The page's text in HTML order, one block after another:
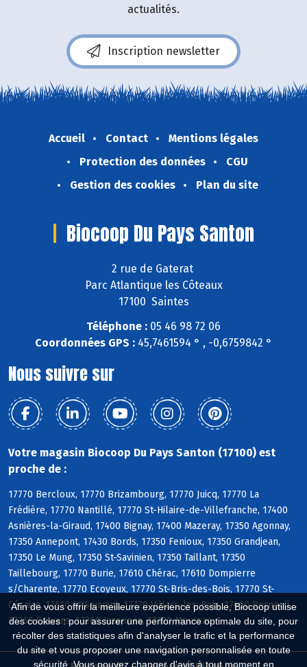
Afin de vous offrir la meilleure expérience possible, Biocoop utilise
des cookies : pour assurer une performance optimale du site, pour
récolter des statistiques afin d'analyser le trafic et la performance
du site et vous proposer une navigation personnalisée en toute
sécurité. Vous pouvez changer d'avis à tout moment en
actualités.
Inscription newsletter
Accueil Contact
Mentions légales
Protection des données
CGU
Gestion des cookies
Plan du site
Biocoop Du Pays Santon
2 rue de Gaterat
Parc Atlantique les Côteaux
17100 Saintes
Téléphone : 05 46 98 72 06
Coordonnées GPS : 45,7461594 ° , -0,6759842 °
Nous suivre sur
Votre magasin Biocoop Du Pays Santon (17100) est
proche de :
17770 Bercloux, 17770 Brizambourg, 17770 Juicq, 17770 La
Frédière, 17770 Nantillé, 17770 St-Hilaire-de-Villefranche, 17400
Asnières-la-Giraud, 17400 Bignay, 17400 Mazeray, 17350 Agonnay,
17350 Annepont, 17430 Bords, 17350 Fenioux, 17350 Grandjean,
17350 Le Mung, 17350 St-Savinien, 17350 Taillant, 17350
Taillebourg, 17770 Burie, 17610 Chérac, 17610 Dompierre
s/Charente, 17770 Ecoyeux, 17770 St-Bris-des-Bois, 17770 St-
Césaire, 17610 St-Sauvant, 17770 Villars-les-Bois, 17460 Berneuil,
17260 Cravans, 17260 Jazennes, 17120 Meursac